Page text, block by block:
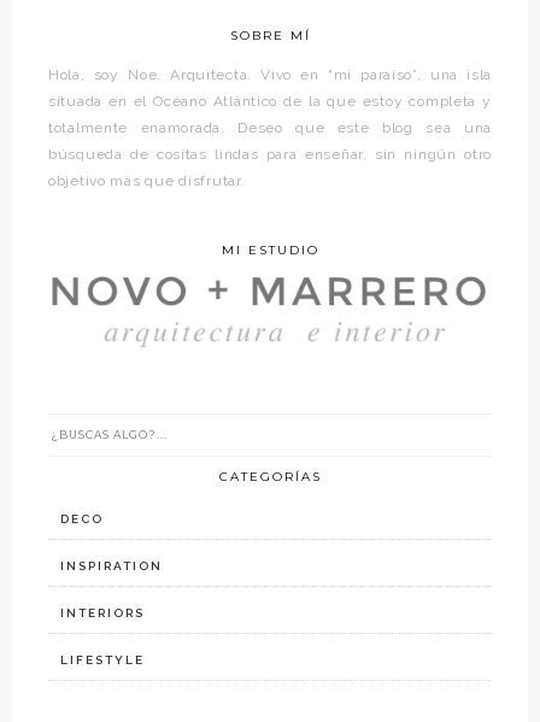
SOBRE MÍ
Hola, soy Noe. Arquitecta. Vivo en “mi paraíso”, una isla
situada en el Océano Atlántico de la que estoy completa y
totalmente enamorada. Deseo que este blog sea una
búsqueda de cositas lindas para enseñar, sin ningún otro
objetivo más que disfrutar.
MI ESTUDIO
CATEGORÍAS
DECO
INSPIRATION
INTERIORS
LIFESTYLE